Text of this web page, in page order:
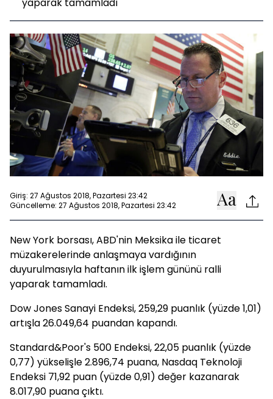
Giriş: 27 Ağustos 2018, Pazartesi 23:42
Güncelleme: 27 Ağustos 2018, Pazartesi 23:42
New York borsası, ABD'nin Meksika ile ticaret
müzakerelerinde anlaşmaya vardığının
duyurulmasıyla haftanın ilk işlem gününü ralli
yaparak tamamladı.
Dow Jones Sanayi Endeksi, 259,29 puanlık (yüzde 1,01)
artışla 26.049,64 puandan kapandı.
Standard&Poor's 500 Endeksi, 22,05 puanlık (yüzde
0,77) yükselişle 2.896,74 puana, Nasdaq Teknoloji
Endeksi 71,92 puan (yüzde 0,91) değer kazanarak
8.017,90 puana çıktı.